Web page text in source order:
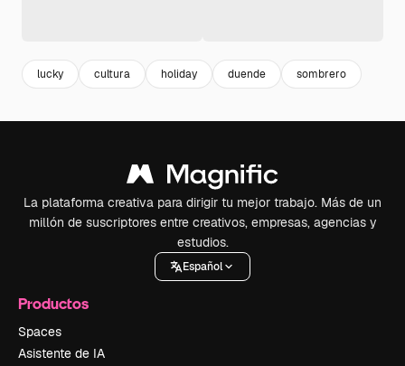
lucky cultura holiday duende sombrero
La plataforma creativa para dirigir tu mejor trabajo. Más de un
millón de suscriptores entre creativos, empresas, agencias y
estudios.
Español
Productos
Spaces
Asistente de IA